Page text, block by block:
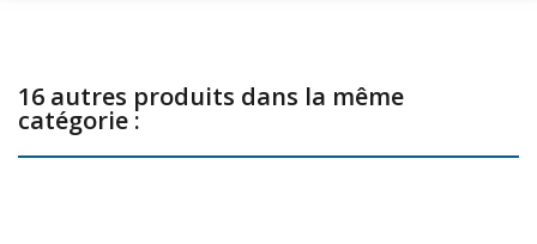
16 autres produits dans la même
catégorie :